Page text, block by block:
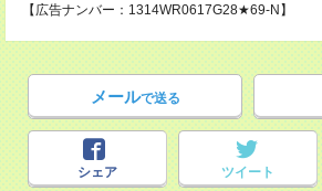
【広告ナンバー：1314WR0617G28★69-N】
メールで送る
シェア ツイート